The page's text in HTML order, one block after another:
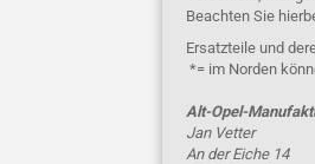
Beachten Sie
Ersatzteile und
*= im Norden
Alt-Opel-
Jan Vetter
An der Eiche 14